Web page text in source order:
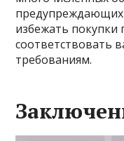
избежать
соответствовать
требованиям.